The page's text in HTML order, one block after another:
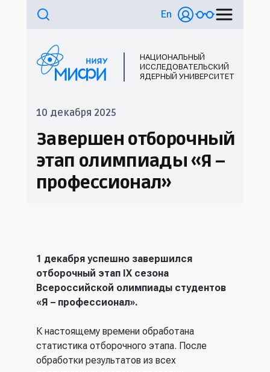
En
НАЦИОНАЛЬНЫЙ
ИССЛЕДОВАТЕЛЬСКИЙ
ЯДЕРНЫЙ УНИВЕРСИТЕТ
10 декабря 2025
Завершен отборочный
этап олимпиады «Я –
профессионал»
1 декабря успешно завершился
отборочный этап IX сезона
Всероссийской олимпиады студентов
«Я – профессионал».
К настоящему времени обработана
статистика отборочного этапа. После
обработки результатов из всех